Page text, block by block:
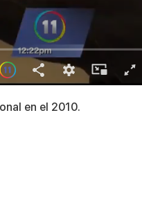
en el 2010.